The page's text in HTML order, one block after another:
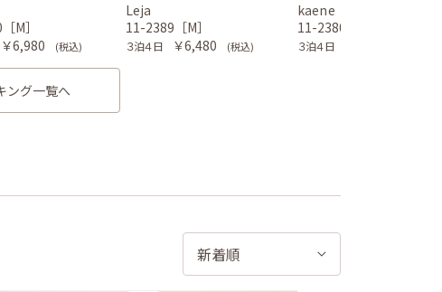
M］
￥6,980 (税込)
Leja
11-2389［M］
３泊４日 ￥6,480 (税込)
kaene
11-2380［M］
３泊４日
ング一覧へ